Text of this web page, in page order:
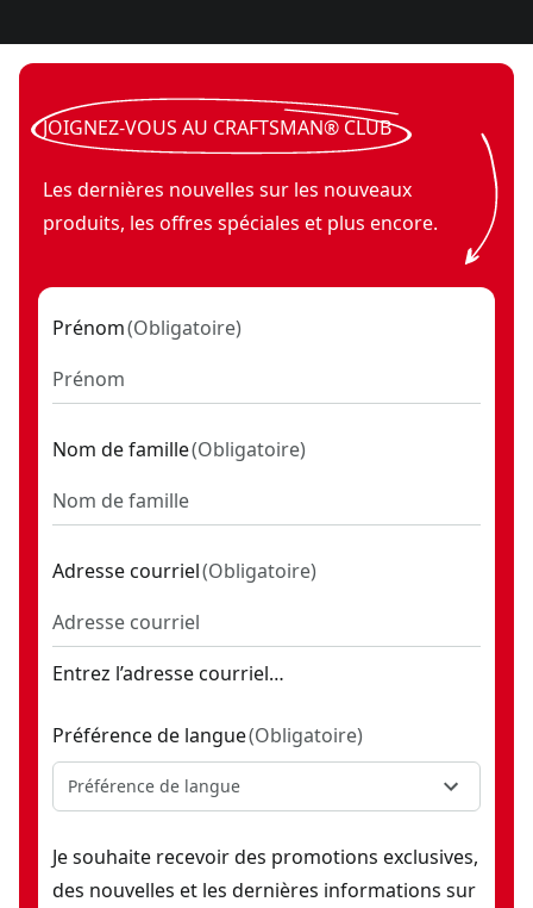
JOIGNEZ-VOUS AU CRAFTSMAN® CLUB
Les dernières nouvelles sur les nouveaux
produits, les offres spéciales et plus encore.
Prénom(Obligatoire)
Nom de famille(Obligatoire)
Adresse courriel(Obligatoire)
Entrez l’adresse courriel…
Préférence de langue(Obligatoire)
Préférence de langue
Je souhaite recevoir des promotions exclusives,
des nouvelles et les dernières informations sur